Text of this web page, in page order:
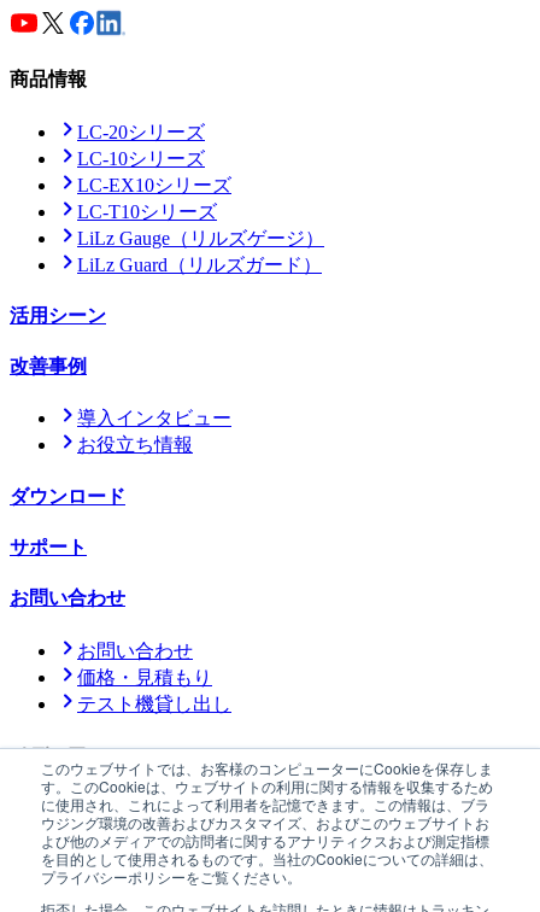
このウェブサイトでは、お客様のコンピューターにCookieを保存しま
す。このCookieは、ウェブサイトの利用に関する情報を収集するため
に使用され、これによって利用者を記憶できます。この情報は、ブラ
ウジング環境の改善およびカスタマイズ、およびこのウェブサイトお
よび他のメディアでの訪問者に関するアナリティクスおよび測定指標
を目的として使用されるものです。当社のCookieについての詳細は、
プライバシーポリシーをご覧ください。
商品情報
LC-20シリーズ
LC-10シリーズ
LC-EX10シリーズ
LC-T10シリーズ
LiLz Gauge （リルズゲージ）
LiLz Guard （リルズガード）
活用シーン
改善事例
導入インタビュー
お役立ち情報
ダウンロード
サポート
お問い合わせ
お問い合わせ
価格・見積もり
テスト機貸し出し
メディア
公式メディア「YOHAKU」
ニュースサステナビリティ会社情報採用情報
プレスキット
プライバシーポリシー情報セキュリティに関する方針
取引法に基づく表記
防爆機器に関する方針